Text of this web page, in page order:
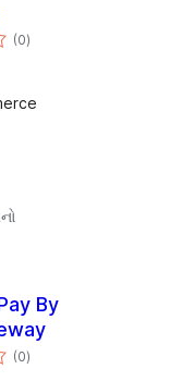
(0કુલ
રેટિંગ્સ
)
By
(0કુલ
રેટિંગ્સ
)